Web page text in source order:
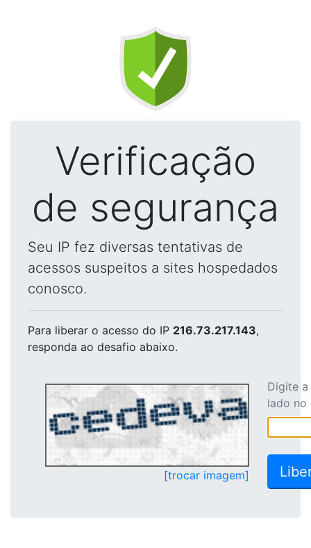
Verificação
de segurança
Seu IP fez diversas tentativas de
acessos suspeitos a sites hospedados
conosco.
Para liberar o acesso do IP 216.73.217.143,
responda ao desafio abaixo.
[trocar imagem]
Digite
lado no